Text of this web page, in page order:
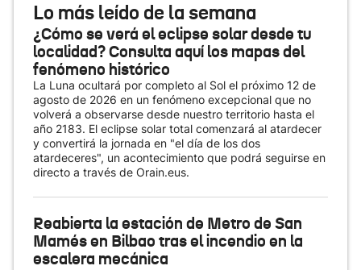
Lo más leído de la semana
¿Cómo se verá el eclipse solar desde tu
localidad? Consulta aquí los mapas del
fenómeno histórico
La Luna ocultará por completo al Sol el próximo 12 de
agosto de 2026 en un fenómeno excepcional que no
volverá a observarse desde nuestro territorio hasta el
año 2183. El eclipse solar total comenzará al atardecer
y convertirá la jornada en "el día de los dos
atardeceres", un acontecimiento que podrá seguirse en
directo a través de Orain.eus.
Reabierta la estación de Metro de San
Mamés en Bilbao tras el incendio en la
escalera mecánica